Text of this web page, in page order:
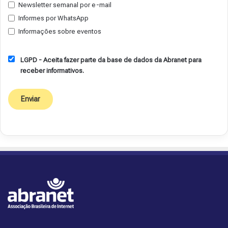
Newsletter semanal por e-mail
Informes por WhatsApp
Informações sobre eventos
LGPD - Aceita fazer parte da base de dados da Abranet para
receber informativos.